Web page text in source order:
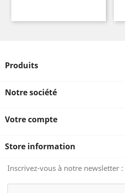
Produits
Notre société
Votre compte
Store information
Inscrivez-vous à notre newsletter :